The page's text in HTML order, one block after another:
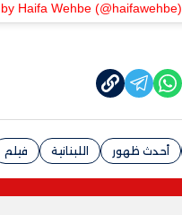
Haifa Wehbe (@haifawehbe)
أحدث ظهور اللبنانية فيلم